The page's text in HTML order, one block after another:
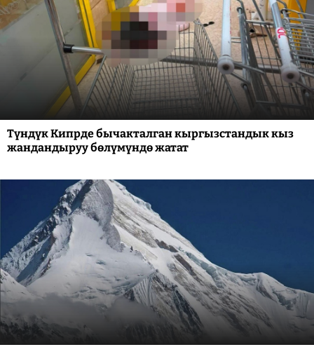
Түндүк Кипрде бычакталган кыргызстандык кыз
жандандыруу бөлүмүндө жатат